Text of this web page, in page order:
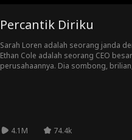
Percantik Diriku
Sarah Loren adalah seorang janda
Ethan Cole adalah seorang CEO
perusahaannya. Dia sombong,
4.1M 74.4k